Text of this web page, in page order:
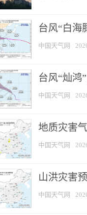
台风“白海
中国天气网
台风“灿鸿
中国天气网
地质灾害
中国天气网
山洪灾害
中国天气网